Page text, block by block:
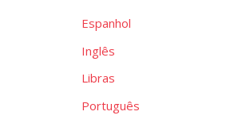
Espanhol
Inglês
Libras
Português